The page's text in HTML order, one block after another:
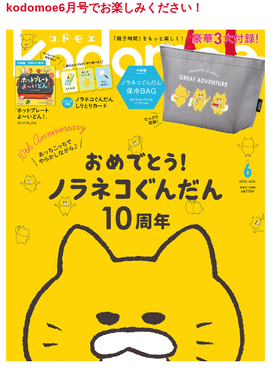
kodomoe6月号でお楽しみください！